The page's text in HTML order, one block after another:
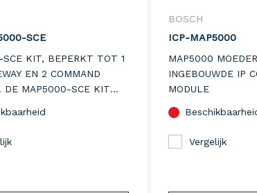
SCE
KIT, BEPERKT TOT 1
EN 2 COMMAND
DE MAP5000-SCE KIT
1 MAAL ICP-
MAAL IUI-MAP0001, 1
BOSCH
ICP-MAP5000
MAP5000
INGEBOUWDE IP
MODULE
Vergelijk